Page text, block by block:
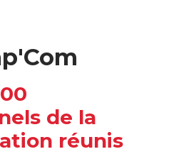
de la
réunis